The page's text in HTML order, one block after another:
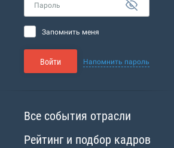
Пароль
Запомнить меня
Войти Напомнить пароль
Все события отрасли
Рейтинг и подбор кадров